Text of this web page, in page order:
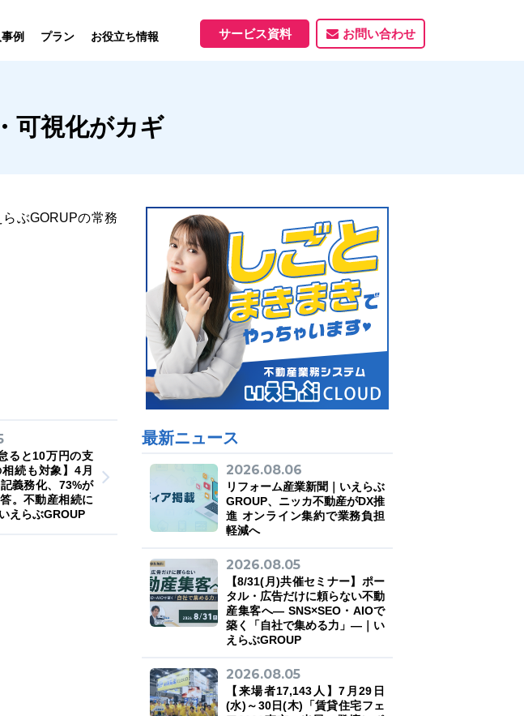
業務向け機能
制作の流れ
例
タビュー
プラン お役立ち情報
お役立ちブログ
サービス資料 お問い合わせ
可視化がカギ
ぶGORUPの常務
ると10万円の支
続も対象】4月
義務化、73%が
。不動産相続に
えらぶGROUP
最新ニュース
2026.08.06
リフォーム産業新聞｜いえらぶ
GROUP、ニッカ不動産がDX推
進 オンライン集約で業務負担
軽減へ
2026.08.05
【8/31(月)共催セミナー】ポー
タル・広告だけに頼らない不動
産集客へ― SNS×SEO・AIOで
築く「自社で集める力」―｜い
えらぶGROUP
2026.08.05
【来場者17,143人】7月29日
(水)～30日(木)「賃貸住宅フェ